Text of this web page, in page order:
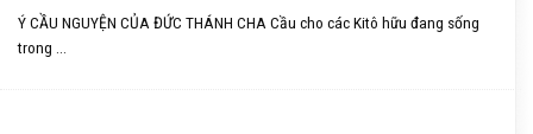
Ý CẦU NGUYỆN CỦA ĐỨC THÁNH CHA Cầu cho các Kitô hữu đang sống
trong ...